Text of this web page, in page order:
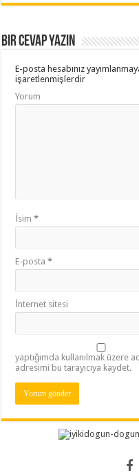
Bir cevap yazın
E-posta hesabınız
işaretlenmişlerdir
Yorum
İsim*
E-posta*
İnternet sitesi
yaptığımda kullanılmak üzere
adresimi bu tarayıcıya kaydet.